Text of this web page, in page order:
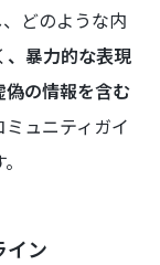
どのような内
、暴力的な表現
の情報を含む
ュニティガイ
イン